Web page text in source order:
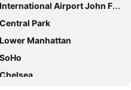
International Airport John F. Kennedy
Central Park
Lower Manhattan
SoHo
Chelsea